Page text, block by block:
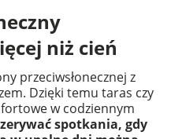
niż cień
przeciwsłonecznej z
Dzięki temu taras czy
w codziennym
spotkania, gdy